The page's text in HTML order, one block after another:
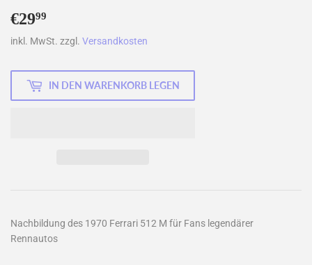
€2999
inkl. MwSt. zzgl. Versandkosten
IN DEN WARENKORB LEGEN
Nachbildung des 1970 Ferrari 512 M für Fans legendärer
Rennautos